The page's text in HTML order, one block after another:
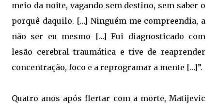
meio da noite, vagando sem destino, sem saber o
porquê daquilo. […] Ninguém me compreendia, a
não ser eu mesmo […] Fui diagnosticado com
lesão cerebral traumática e tive de reaprender
concentração, foco e a reprogramar a mente […]”.
Quatro anos após flertar com a morte, Matijevic